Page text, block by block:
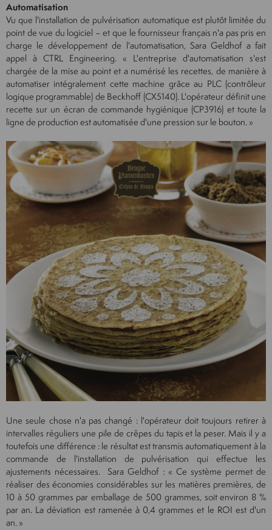
Automatisation
Vu que l'installation de pulvérisation automatique est plutôt limitée du
point de vue du logiciel – et que le fournisseur français n'a pas pris en
charge le développement de l'automatisation, Sara Geldhof a fait
appel à CTRL Engineering. « L'entreprise d'automatisation s'est
chargée de la mise au point et a numérisé les recettes, de manière à
automatiser intégralement cette machine grâce au PLC (contrôleur
logique programmable) de Beckhoff (CX5140). L'opérateur définit une
recette sur un écran de commande hygiénique (CP3916) et toute la
ligne de production est automatisée d'une pression sur le bouton. »
Une seule chose n'a pas changé : l'opérateur doit toujours retirer à
intervalles réguliers une pile de crêpes du tapis et la peser. Mais il y a
toutefois une différence : le résultat est transmis automatiquement à la
commande de l'installation de pulvérisation qui effectue les
ajustements nécessaires. Sara Geldhof : « Ce système permet de
réaliser des économies considérables sur les matières premières, de
10 à 50 grammes par emballage de 500 grammes, soit environ 8 %
par an. La déviation est ramenée à 0,4 grammes et le ROI est d'un
an. »